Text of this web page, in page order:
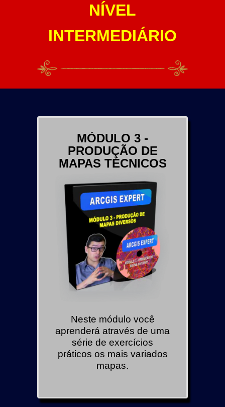
NÍVEL
INTERMEDIÁRIO
MÓDULO 3 -
PRODUÇÃO DE
MAPAS TÉCNICOS
Neste módulo você
aprenderá através de uma
série de exercícios
práticos os mais variados
mapas.